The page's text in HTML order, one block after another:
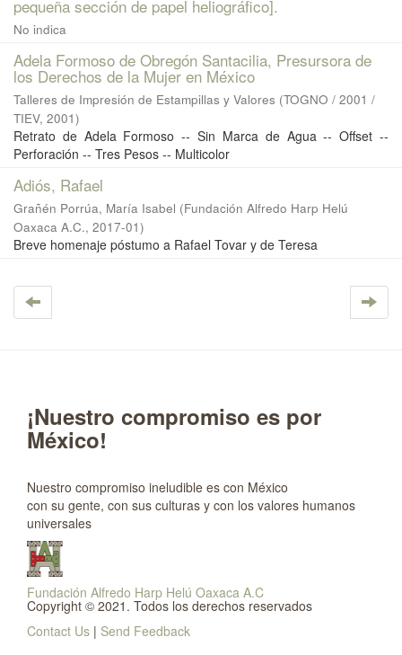
pequeña sección de papel heliográfico].
No indica
Adela Formoso de Obregón Santacilia, Presursora de
los Derechos de la Mujer en México
Talleres de Impresión de Estampillas y Valores (TOGNO / 2001 /
TIEV, 2001)
Retrato de Adela Formoso -- Sin Marca de Agua -- Offset --
Perforación -- Tres Pesos -- Multicolor
Adiós, Rafael
Grañén Porrúa, María Isabel (Fundación Alfredo Harp Helú
Oaxaca A.C., 2017-01)
Breve homenaje póstumo a Rafael Tovar y de Teresa
¡Nuestro compromiso es por
México!
Nuestro compromiso ineludible es con México
con su gente, con sus culturas y con los valores humanos
universales
Fundación Alfredo Harp Helú Oaxaca A.C
Copyright © 2021. Todos los derechos reservados
Contact Us | Send Feedback